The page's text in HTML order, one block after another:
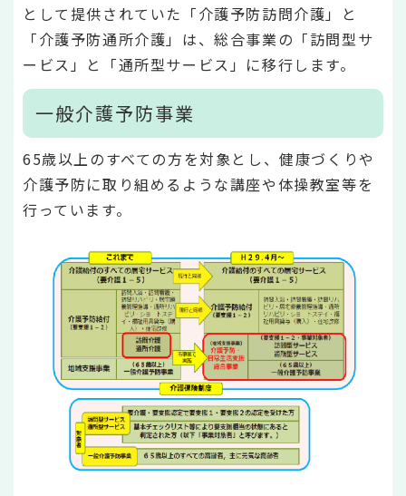
として提供されていた「介護予防訪問介護」と
「介護予防通所介護」は、総合事業の「訪問型サ
ービス」と「通所型サービス」に移行します。
一般介護予防事業
65歳以上のすべての方を対象とし、健康づくりや
介護予防に取り組めるような講座や体操教室等を
行っています。